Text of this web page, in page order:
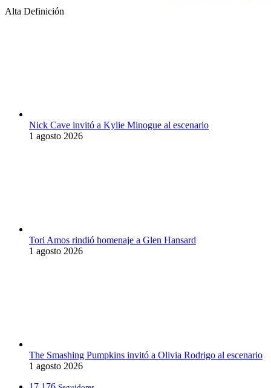
Alta Definición
Nick Cave invitó a Kylie Minogue al escenario
1 agosto 2026
Tori Amos rindió homenaje a Glen Hansard
1 agosto 2026
The Smashing Pumpkins invitó a Olivia Rodrigo al escenario
1 agosto 2026